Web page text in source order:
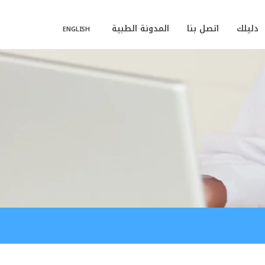
دليلك اتصل بنا المدونة الطبية ENGLISH